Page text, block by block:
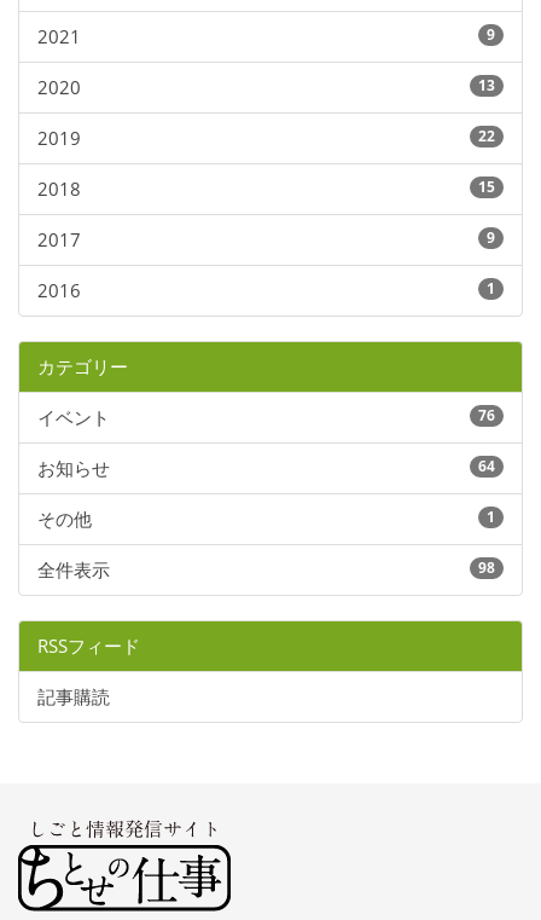
2021 9
2020 13
2019 22
2018 15
2017 9
2016 1
カテゴリー
イベント 76
お知らせ 64
その他 1
全件表示 98
RSSフィード
記事購読